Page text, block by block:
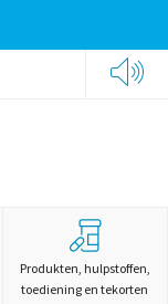
Produkten, hulpstoffen,
toediening en tekorten